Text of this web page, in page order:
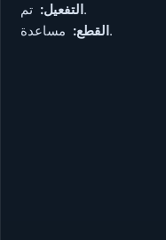
التفعيل:تم.
القطع:مساعدة.